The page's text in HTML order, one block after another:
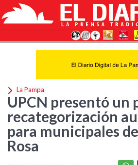
La Pampa
UPCN presentó un
recategorización
para municipales
Rosa